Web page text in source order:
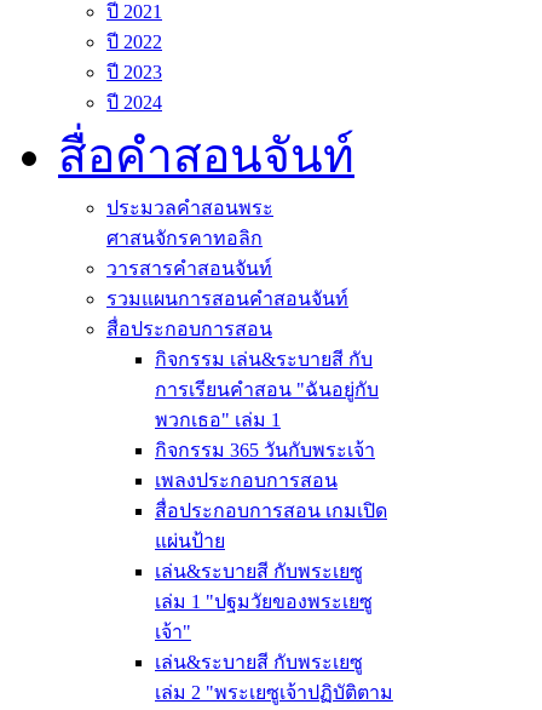
ปี 2021
ปี 2022
ปี 2023
ปี 2024
สื่อคำสอนจันท์
ประมวลคำสอนพระ
ศาสนจักรคาทอลิก
วารสารคำสอนจันท์
รวมแผนการสอนคำสอนจันท์
สื่อประกอบการสอน
กิจกรรม เล่น&ระบายสี กับ
การเรียนคำสอน "ฉันอยู่กับ
พวกเธอ" เล่ม 1
กิจกรรม 365 วันกับพระเจ้า
เพลงประกอบการสอน
สื่อประกอบการสอน เกมเปิด
แผ่นป้าย
เล่น&ระบายสี กับพระเยซู
เล่ม 1 "ปฐมวัยของพระเยซู
เจ้า"
เล่น&ระบายสี กับพระเยซู
เล่ม 2 "พระเยซูเจ้าปฏิบัติตาม